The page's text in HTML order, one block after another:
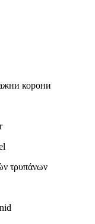
корони
τρυπάνων